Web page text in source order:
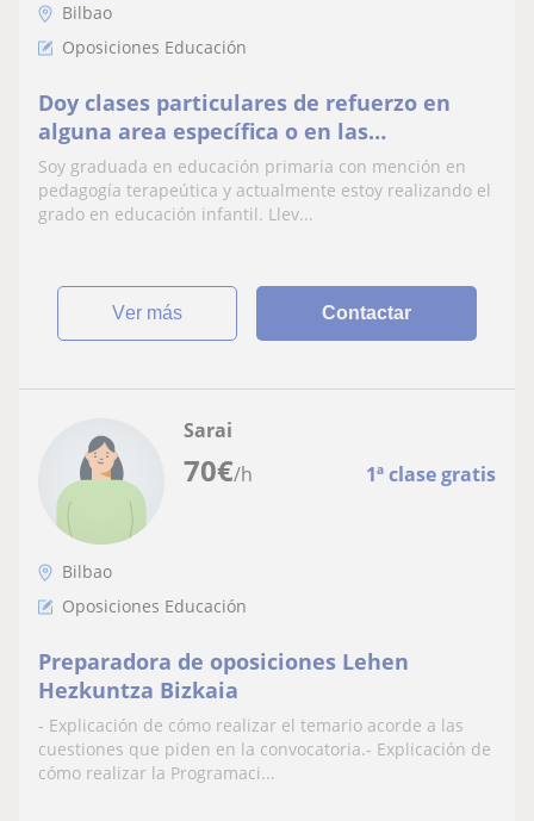
Bilbao
Oposiciones Educación
Doy clases particulares de refuerzo en
alguna area específica o en las
dificulatdes que pueda tener el alumno/a
Soy graduada en educación primaria con mención en
pedagogía terapeútica y actualmente estoy realizando el
grado en educación infantil. Llev...
ver más Contactar
70€/h 1ª clase gratis
Sarai
Bilbao
Oposiciones Educación
Preparadora de oposiciones Lehen
Hezkuntza Bizkaia
- Explicación de cómo realizar el temario acorde a las
cuestiones que piden en la convocatoria.- Explicación de
cómo realizar la Programaci...